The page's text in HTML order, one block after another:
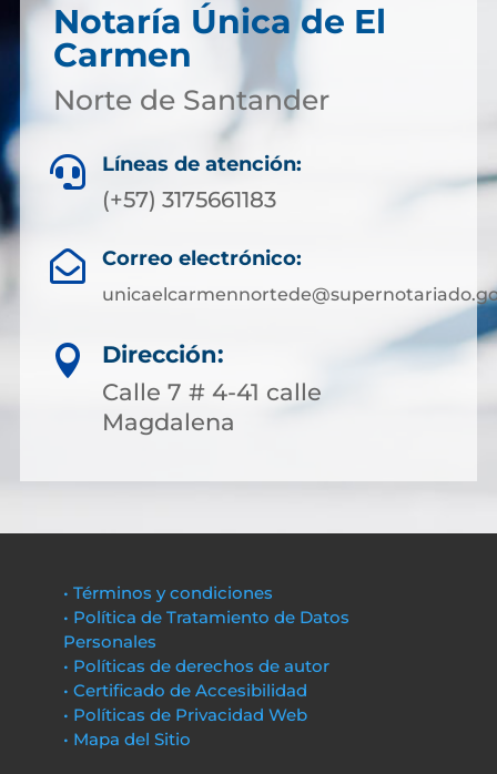
Notaría Única de El
Carmen
Norte de Santander
 Líneas de atención:
(+57) 3175661183
 Correo electrónico:

Dirección:
Calle 7 # 4-41 calle
Magdalena
• Términos y condiciones
• Política de Tratamiento de Datos
Personales
• Políticas de derechos de autor
• Certificado de Accesibilidad
• Políticas de Privacidad Web
• Mapa del Sitio